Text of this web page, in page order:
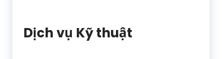
Dịch vụ Kỹ thuật